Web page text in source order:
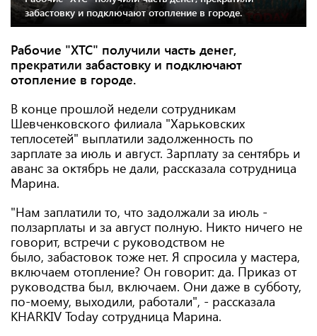
забастовку и подключают отопление в городе.
Рабочие "ХТС" получили часть денег,
прекратили забастовку и подключают
отопление в городе.
В конце прошлой недели сотрудникам
Шевченковского филиала "Харьковских
теплосетей" выплатили задолженность по
зарплате за июль и август. Зарплату за сентябрь и
аванс за октябрь не дали, рассказала сотрудница
Марина.
"Нам заплатили то, что задолжали за июль -
ползарплаты и за август полную. Никто ничего не
говорит, встречи с руководством не
было, забастовок тоже нет. Я спросила у мастера,
включаем отопление? Он говорит: да. Приказ от
руководства был, включаем. Они даже в субботу,
по-моему, выходили, работали", - рассказала
KHARKIV Today сотрудница Марина.